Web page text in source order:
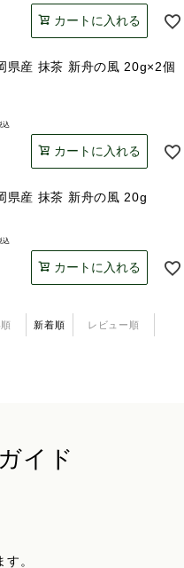
カートに入れる
県産 抹茶 新舟の風 20g×2個
込
カートに入れる
県産 抹茶 新舟の風 20g
込
カートに入れる
新着順 レビュー順
イド
。